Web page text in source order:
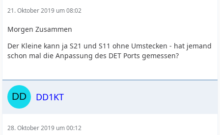
21. Oktober 2019 um 08:02
Morgen Zusammen
Der Kleine kann ja S21 und S11 ohne Umstecken - hat jemand
schon mal die Anpassung des DET Ports gemessen?
DD1KT
28. Oktober 2019 um 00:12